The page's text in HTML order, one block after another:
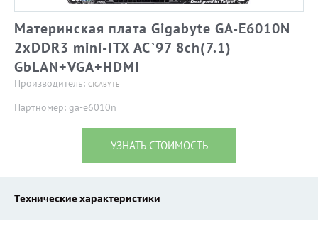
Материнская плата Gigabyte GA-E6010N
2xDDR3 mini-ITX AC`97 8ch(7.1)
GbLAN+VGA+HDMI
Производитель: GIGABYTE
Партномер: ga-e6010n
УЗНАТЬ СТОИМОСТЬ
Технические характеристики